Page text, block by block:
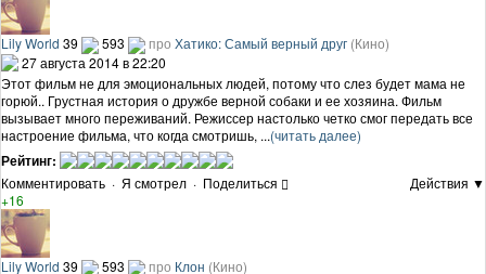
Lily World 39 593 про Хатико: Самый верный друг (Кино)
27 августа 2014 в 22:20
Этот фильм не для эмоциональных людей, потому что слез будет мама не
горюй.. Грустная история о дружбе верной собаки и ее хозяина. Фильм
вызывает много переживаний. Режиссер настолько четко смог передать все
настроение фильма, что когда смотришь, ...(читать далее)
Рейтинг:
Комментировать · Я смотрел · Поделиться
Действия ▼
+16
Lily World 39 593 про Клон (Кино)